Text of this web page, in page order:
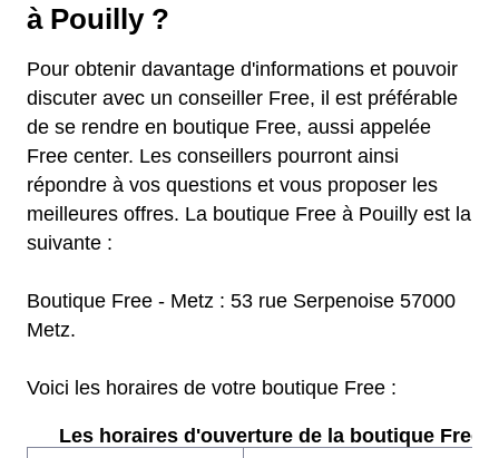
à Pouilly ?
Pour obtenir davantage d'informations et pouvoir
discuter avec un conseiller Free, il est préférable
de se rendre en boutique Free, aussi appelée
Free center. Les conseillers pourront ainsi
répondre à vos questions et vous proposer les
meilleures offres. La boutique Free à Pouilly est la
suivante :
Boutique Free - Metz : 53 rue Serpenoise 57000
Metz.
Voici les horaires de votre boutique Free :
Les horaires d'ouverture de la boutique Free :